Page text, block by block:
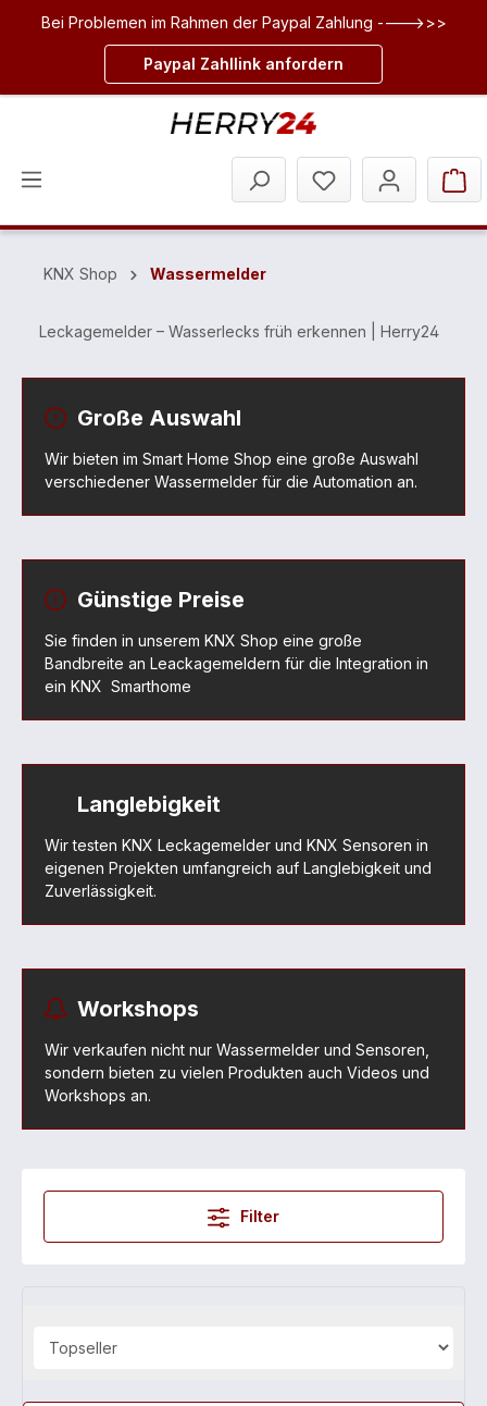
springen
Bei Problemen im Rahmen der Paypal Zahlung ---->>>
Paypal Zahllink anfordern
KNX Shop Wassermelder
Leckagemelder – Wasserlecks früh erkennen | Herry24
Große Auswahl
Wir bieten im Smart Home Shop eine große Auswahl
verschiedener Wassermelder für die Automation an.
Günstige Preise
Sie finden in unserem KNX Shop eine große
Bandbreite an Leackagemeldern für die Integration in
ein KNX Smarthome
Langlebigkeit
Wir testen KNX Leckagemelder und KNX Sensoren in
eigenen Projekten umfangreich auf Langlebigkeit und
Zuverlässigkeit.
Workshops
Wir verkaufen nicht nur Wassermelder und Sensoren,
sondern bieten zu vielen Produkten auch Videos und
Workshops an.
Filter